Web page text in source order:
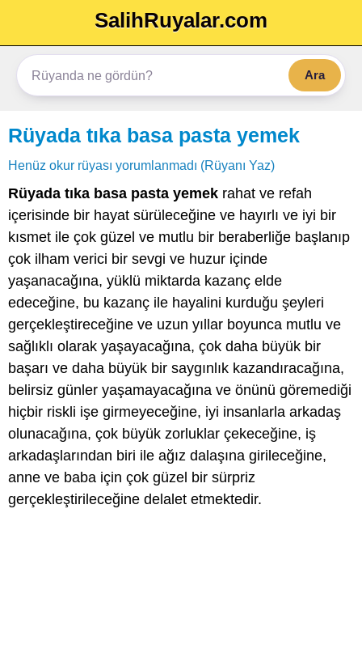
SalihRuyalar.com
Ara
Rüyada tıka basa pasta yemek
Henüz okur rüyası yorumlanmadı (Rüyanı Yaz)
Rüyada tıka basa pasta yemek rahat ve refah
içerisinde bir hayat sürüleceğine ve hayırlı ve iyi bir
kısmet ile çok güzel ve mutlu bir beraberliğe başlanıp
çok ilham verici bir sevgi ve huzur içinde
yaşanacağına, yüklü miktarda kazanç elde
edeceğine, bu kazanç ile hayalini kurduğu şeyleri
gerçekleştireceğine ve uzun yıllar boyunca mutlu ve
sağlıklı olarak yaşayacağına, çok daha büyük bir
başarı ve daha büyük bir saygınlık kazandıracağına,
belirsiz günler yaşamayacağına ve önünü göremediği
hiçbir riskli işe girmeyeceğine, iyi insanlarla arkadaş
olunacağına, çok büyük zorluklar çekeceğine, iş
arkadaşlarından biri ile ağız dalaşına girileceğine,
anne ve baba için çok güzel bir sürpriz
gerçekleştirileceğine delalet etmektedir.